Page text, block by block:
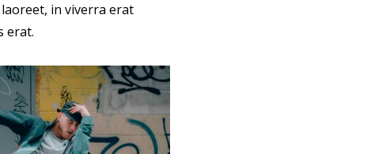
laoreet, in viverra erat
erat.